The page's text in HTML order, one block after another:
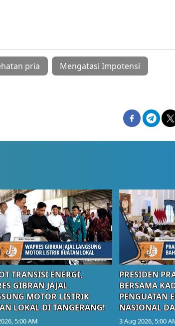
pria Mengatasi Impotensi
TRANSISI ENERGI,
GIBRAN JAJAL
MOTOR LISTRIK
LOKAL DI TANGERANG!
5:00 AM
PRESIDEN
BERSAMA
PENGUATAN
NASIONAL
3 Aug 2026, 5:00